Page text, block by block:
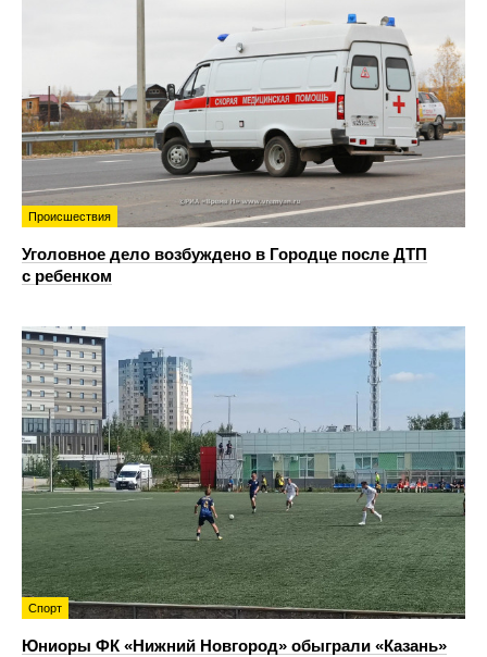
Происшествия
Уголовное дело возбуждено в Городце после ДТП
с ребенком
Спорт
Юниоры ФК «Нижний Новгород» обыграли «Казань»